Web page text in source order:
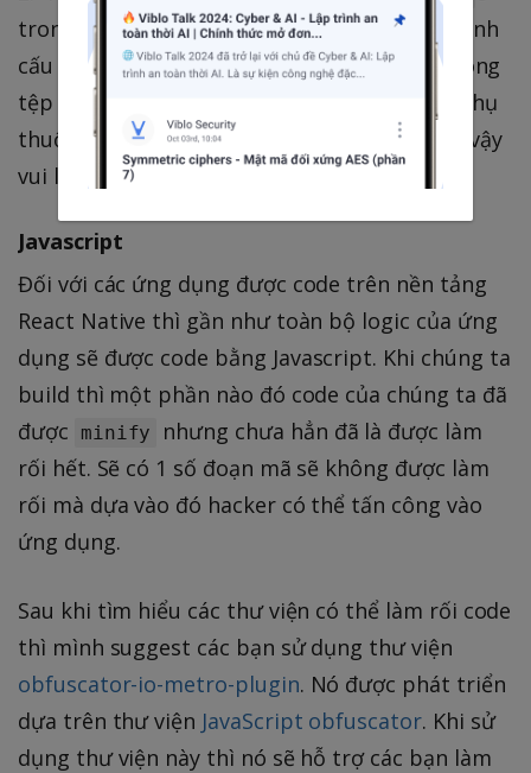
trong ứng dụng của mình. Bạn sẽ cần phải định
cấu hình các ngoại lệ cho các gói firebase trong
tệp
proguard-rules.pro
của mình. Điều này phụ
thuộc vào gói firebase bạn đang sử dụng, vì vậy
vui lòng kiểm tra tài liệu firebase.
Javascript
Đối với các ứng dụng được code trên nền tảng
React Native thì gần như toàn bộ logic của ứng
dụng sẽ được code bằng Javascript. Khi chúng ta
build thì một phần nào đó code của chúng ta đã
được
minify
nhưng chưa hẳn đã là được làm
rối hết. Sẽ có 1 số đoạn mã sẽ không được làm
rối mà dựa vào đó hacker có thể tấn công vào
ứng dụng.
Sau khi tìm hiểu các thư viện có thể làm rối code
thì mình suggest các bạn sử dụng thư viện
obfuscator-io-metro-plugin. Nó được phát triển
dựa trên thư viện JavaScript obfuscator. Khi sử
dụng thư viện này thì nó sẽ hỗ trợ các bạn làm